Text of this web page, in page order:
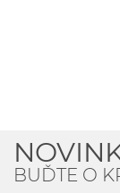
BUĎTE O